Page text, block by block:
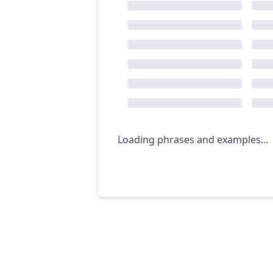
Loading phrases and examples...